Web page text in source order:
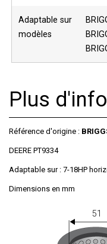
Adaptable sur
modèles
Plus
Référence d'origine :
DEERE PT9334
Adaptable sur : 7-18HP
Dimensions en mm
51